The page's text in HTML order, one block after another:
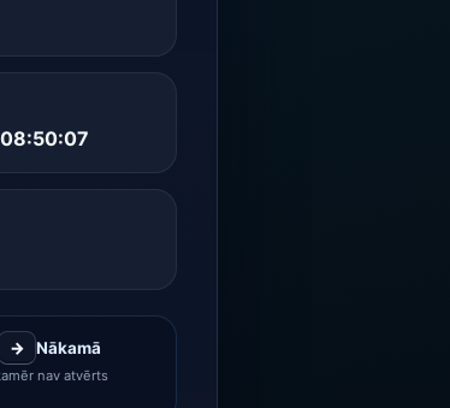
→ Nākamā
nav atvērts